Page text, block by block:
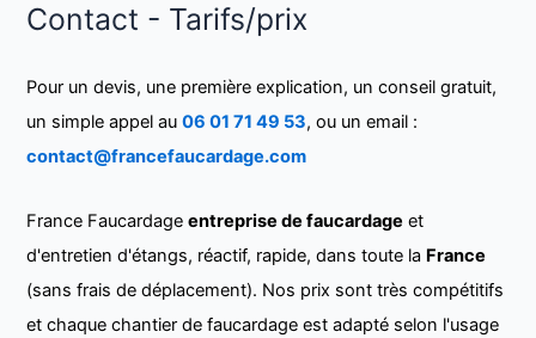
Contact - Tarifs/prix
Pour un devis, une première explication, un conseil gratuit,
un simple appel au06 01 71 49 53, ou un email :
contact@francefaucardage.com
France Faucardageentreprise de faucardage et
d'entretien d'étangs, réactif, rapide, dans toute la France
(sans frais de déplacement). Nos prix sont très compétitifs
et chaque chantier de faucardage est adapté selon l'usage